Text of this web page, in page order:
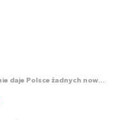
„Traktat z Francją nie daje Polsce żadnych nowych gwarancji” [WYWIAD]